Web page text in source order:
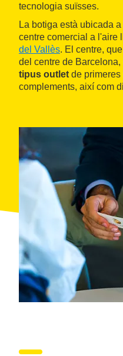
tecnologia suïsses.
La botiga està ubicada a
centre comercial a l'aire
del Vallès. El centre,
del centre de Barcelona,
tipus outlet de primeres
complements, així com